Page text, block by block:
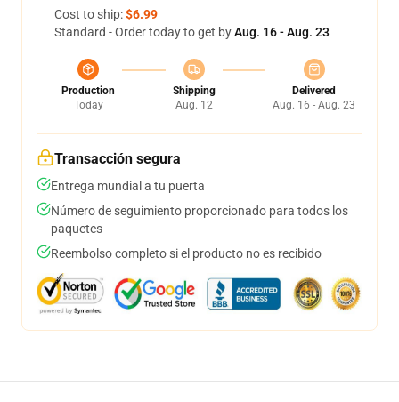
Cost to ship:$6.99
Standard - Order today to get byAug. 16 - Aug. 23
Production
Today
Shipping
Aug. 12
Delivered
Aug. 16 - Aug. 23
Transacción segura
Entrega mundial a tu puerta
Número de seguimiento proporcionado para todos los
paquetes
Reembolso completo si el producto no es recibido